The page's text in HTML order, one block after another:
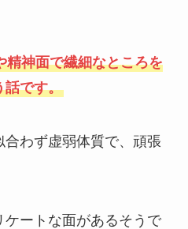
精神面で繊細なところを
話です。
合わず虚弱体質で、頑張
ートな面があるそうで